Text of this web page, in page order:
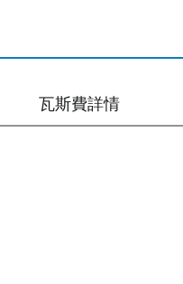
瓦斯費詳情